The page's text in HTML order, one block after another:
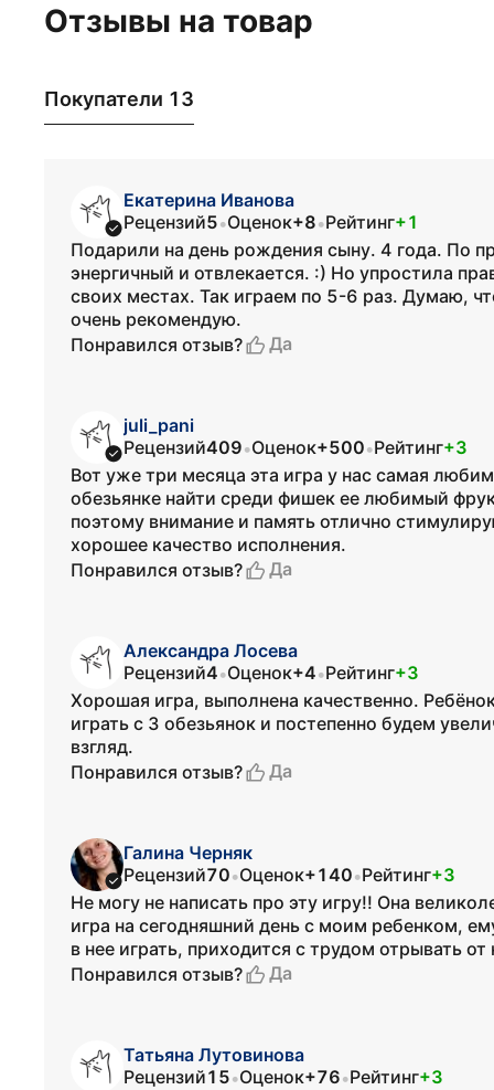
Отзывы на товар
Покупатели 13
Екатерина Иванова
Рецензий5•Оценок+8•Рейтинг+1
Подарили на день рождения сыну. 4 года. По
энергичный и отвлекается. :) Но упростила
своих местах. Так играем по 5-6 раз. Думаю,
очень рекомендую.
Понравился отзыв?
Да
juli_pani
Рецензий409•Оценок+500•Рейтинг+3
Вот уже три месяца эта игра у нас самая
обезьянке найти среди фишек ее любимый
поэтому внимание и память отлично
хорошее качество исполнения.
Понравился отзыв?
Да
Александра Лосева
Рецензий4•Оценок+4•Рейтинг+3
Хорошая игра, выполнена качественно.
играть с 3 обезьянок и постепенно будем
взгляд.
Понравился отзыв?
Да
Галина Черняк
Рецензий70•Оценок+140•Рейтинг+3
Не могу не написать про эту игру!! Она
игра на сегодняшний день с моим ребенком,
в нее играть, приходится с трудом отрывать
Понравился отзыв?
Да
Татьяна Лутовинова
Рецензий15•Оценок+76•Рейтинг+3